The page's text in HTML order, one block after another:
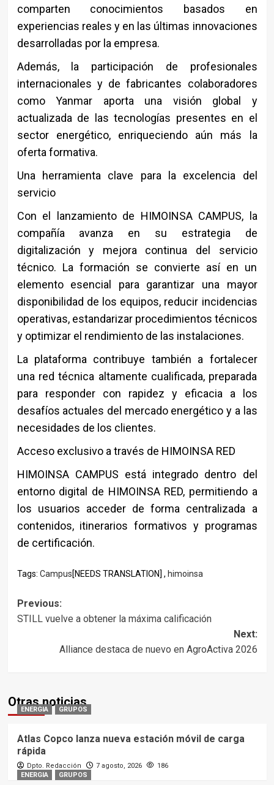
comparten conocimientos basados en
experiencias reales y en las últimas innovaciones
desarrolladas por la empresa.
Además, la participación de profesionales
internacionales y de fabricantes colaboradores
como Yanmar aporta una visión global y
actualizada de las tecnologías presentes en el
sector energético, enriqueciendo aún más la
oferta formativa.
Una herramienta clave para la excelencia del
servicio
Con el lanzamiento de HIMOINSA CAMPUS, la
compañía avanza en su estrategia de
digitalización y mejora continua del servicio
técnico. La formación se convierte así en un
elemento esencial para garantizar una mayor
disponibilidad de los equipos, reducir incidencias
operativas, estandarizar procedimientos técnicos
y optimizar el rendimiento de las instalaciones.
La plataforma contribuye también a fortalecer
una red técnica altamente cualificada, preparada
para responder con rapidez y eficacia a los
desafíos actuales del mercado energético y a las
necesidades de los clientes.
Acceso exclusivo a través de HIMOINSA RED
HIMOINSA CAMPUS está integrado dentro del
entorno digital de HIMOINSA RED, permitiendo a
los usuarios acceder de forma centralizada a
contenidos, itinerarios formativos y programas
de certificación.
Tags: Campus[NEEDS TRANSLATION] , himoinsa
Post
Previous:
STILL vuelve a obtener la máxima calificación
Next:
Alliance destaca de nuevo en AgroActiva 2026
Otras noticias
ENERGIA GRUPOS
Atlas Copco lanza nueva estación móvil de carga
rápida
Dpto. Redacción 7 agosto, 2026
186
ENERGIA
GRUPOS